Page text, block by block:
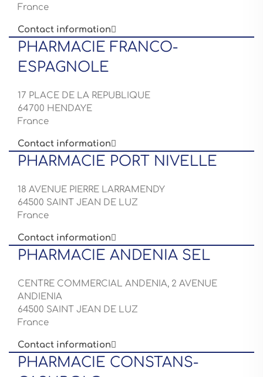
France
Contact information
PHARMACIE FRANCO-
ESPAGNOLE
17 PLACE DE LA REPUBLIQUE
64700 HENDAYE
France
Contact information
PHARMACIE PORT NIVELLE
18 AVENUE PIERRE LARRAMENDY
64500 SAINT JEAN DE LUZ
France
Contact information
PHARMACIE ANDENIA SEL
CENTRE COMMERCIAL ANDENIA, 2 AVENUE
ANDIENIA
64500 SAINT JEAN DE LUZ
France
Contact information
PHARMACIE CONSTANS-